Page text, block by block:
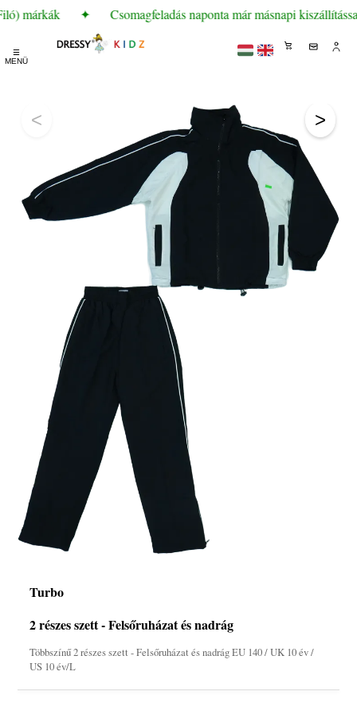
márkák ✦ Csomagfeladás naponta már másnapi
☰
MENÜ
< >
Turbo
2 részes szett - Felsőruházat és nadrág
Többszínű 2 részes szett - Felsőruházat és nadrág EU 140 / UK 10 év /
US 10 év/L